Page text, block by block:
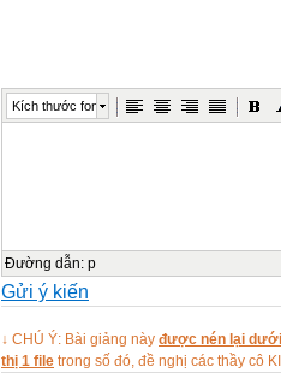
Kích thước font
Đường dẫn: p
Gửi ý kiến
↓ CHÚ Ý: Bài giảng này được nén lại
thị 1 file trong số đó, đề nghị các thầy cô